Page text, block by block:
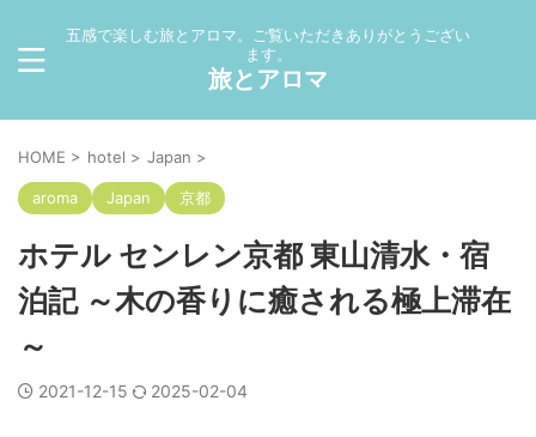
五感で楽しむ旅とアロマ。ご覧いただきありがとうござい
ます。
旅とアロマ
HOME > hotel > Japan >
aroma Japan 京都
ホテル センレン京都 東山清水・宿
泊記 ～木の香りに癒される極上滞在
～
2021-12-15 2025-02-04